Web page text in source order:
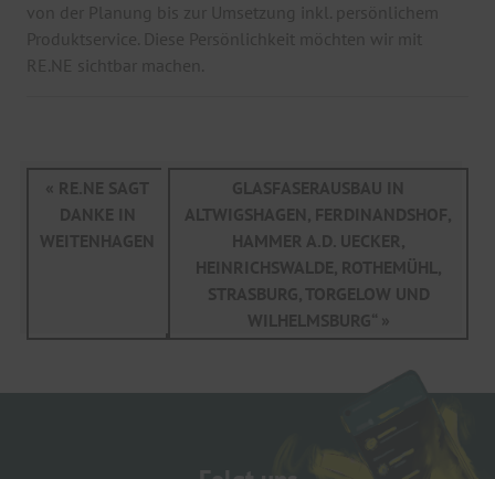
von der Planung bis zur Umsetzung inkl. persönlichem
Produktservice. Diese Persönlichkeit möchten wir mit
RE.NE sichtbar machen.